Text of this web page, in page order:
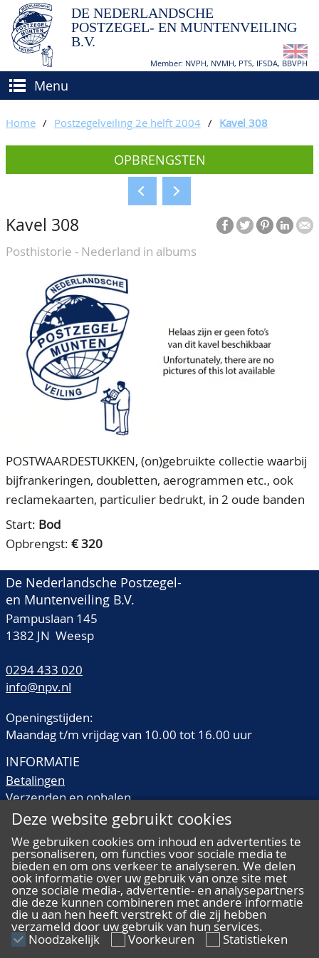
DE NEDERLANDSCHE
POSTZEGEL- EN MUNTENVEILING
B.V.
Member: NVPH, NVMH, PTS, IFSDA, BBVPH
Menu
(VER)KOPEN
Hoe verkopen?
Voorwaarden
BIEDEN
CATALOGI/OPBRENGSTEN
KEURINGSDIENST
AGENDA
OVER ONS
Ons Team
80 jarig bestaan
CONTACT
ACCOUNT
Home / Postzegelveiling 2e helft 2004 / Kavel 308
OPBRENGSTEN
Kavel 308
Posthistorie - Nederland in albums
POSTWAARDESTUKKEN, (on)gebruikte collectie waarbij
bijfrankeringen, doubletten, aerogrammen etc., ook
reclamekaarten, particulier bedrukt, in 2 oude banden
Start: Bod
Opbrengst: € 320
De Nederlandsche Postzegel-
en Muntenveiling B.V.
Pampuslaan 145
1382 JN Weesp
0294 433 020
info@npv.nl
Openingstijden:
Maandag t/m vrijdag van 10.00 tot 16.00 uur
INFORMATIE
Betalingen
Verzenden en ophalen
Veilingtermen
Kwaliteitsomschrijvingen
Veelgestelde vragen
ALGEMEEN
Deze website gebruikt cookies
We gebruiken cookies om inhoud en advertenties te
personaliseren, om functies voor sociale media te
bieden en om ons verkeer te analyseren. We delen
ook informatie over uw gebruik van onze site met
onze sociale media-, advertentie- en analysepartners
die deze kunnen combineren met andere informatie
die u aan hen heeft verstrekt of die zij hebben
verzameld door uw gebruik van hun services.
Noodzakelijk Voorkeuren
Statistieken